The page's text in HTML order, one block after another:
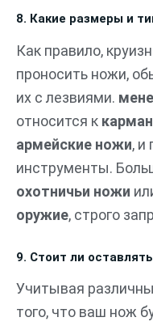
8. Какие размеры и
Как правило,
проносить ножи,
их с лезвиями.
относится к
армейские ножи, и
инструменты.
охотничьи ножи
оружие, строго
9. Стоит ли
Учитывая
того, что ваш нож